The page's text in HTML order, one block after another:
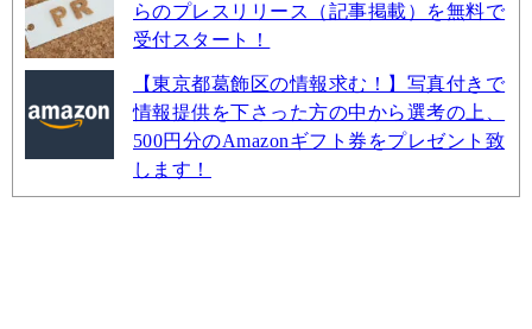
らのプレスリリース（記事掲載）を無料で
受付スタート！
【東京都葛飾区の情報求む！】写真付きで
情報提供を下さった方の中から選考の上、
500円分のAmazonギフト券をプレゼント致
します！